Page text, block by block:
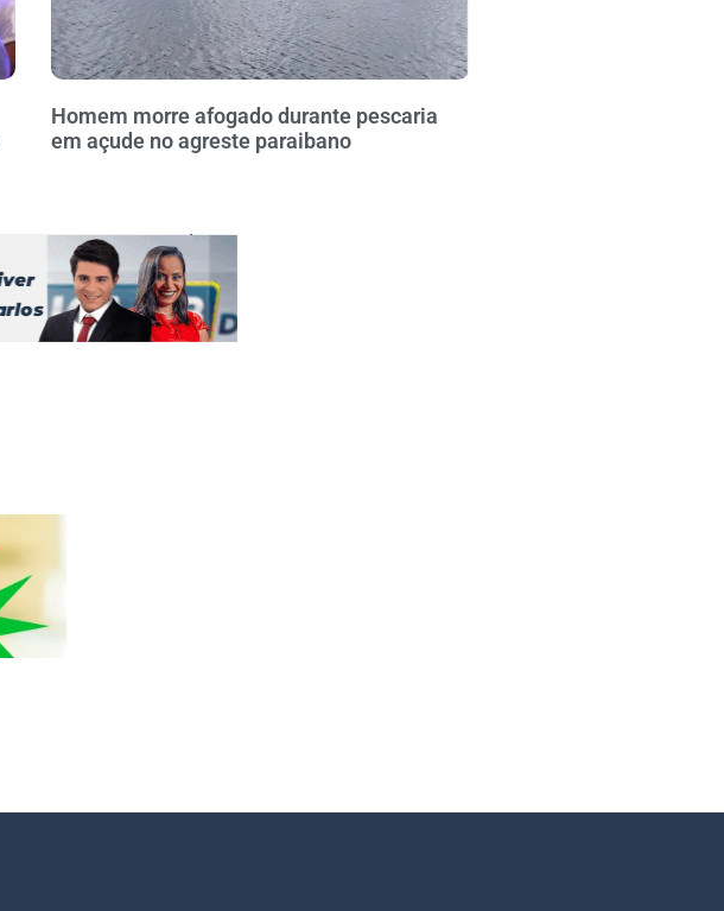
Homem morre afogado durante pescaria
em açude no agreste paraibano